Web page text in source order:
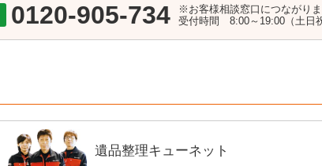
0120-905-734
※お客様相談窓口につながりま
受付時間 8:00～19:00（土日
遺品整理キューネット